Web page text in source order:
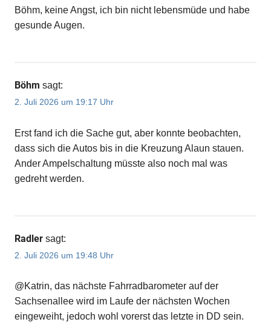
Böhm, keine Angst, ich bin nicht lebensmüde und habe
gesunde Augen.
Böhm sagt:
2. Juli 2026 um 19:17 Uhr
Erst fand ich die Sache gut, aber konnte beobachten,
dass sich die Autos bis in die Kreuzung Alaun stauen.
Ander Ampelschaltung müsste also noch mal was
gedreht werden.
Radler sagt:
2. Juli 2026 um 19:48 Uhr
@Katrin, das nächste Fahrradbarometer auf der
Sachsenallee wird im Laufe der nächsten Wochen
eingeweiht, jedoch wohl vorerst das letzte in DD sein.